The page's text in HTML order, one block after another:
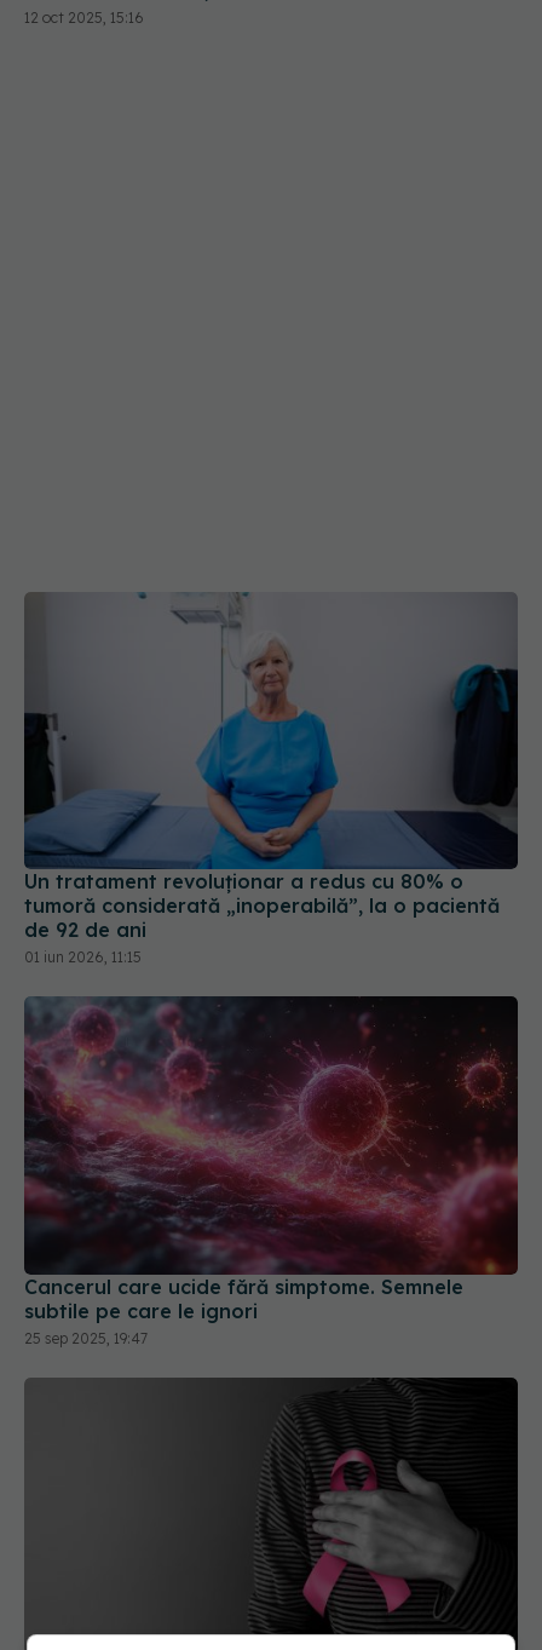
12 oct 2025, 15:16
Un tratament revoluționar a redus cu 80% o
tumoră considerată „inoperabilă”, la o pacientă
de 92 de ani
01 iun 2026, 11:15
Cancerul care ucide fără simptome. Semnele
subtile pe care le ignori
25 sep 2025, 19:47